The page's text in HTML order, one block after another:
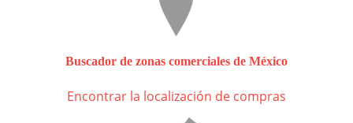
Buscador de zonas comerciales de México
Encontrar la localización de compras